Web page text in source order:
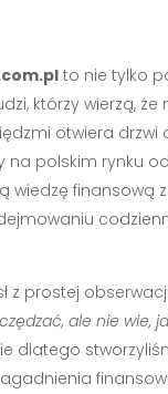
to nie tylko
którzy wierzą, że
otwiera drzwi
na polskim rynku
wiedzę finansową
z prostej
ale nie wie,
dlatego